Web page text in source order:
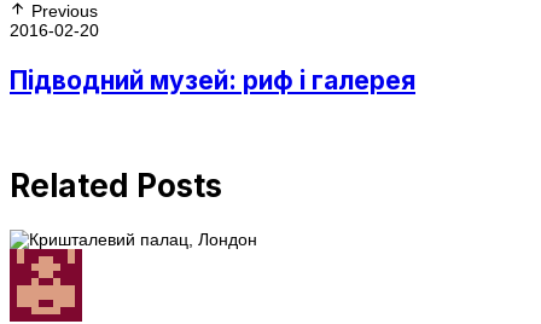
Previous
2016-02-20
Підводний музей: риф і галерея
Related Posts